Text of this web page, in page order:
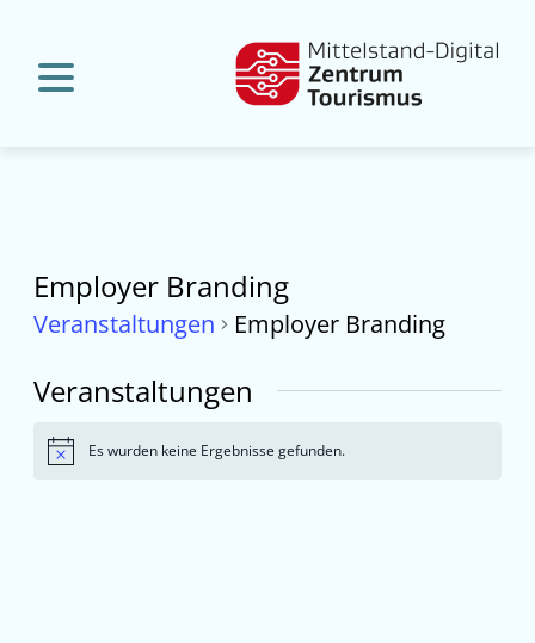
Employer Branding
Veranstaltungen Employer Branding
Veranstaltungen
HinweisEs wurden keine Ergebnisse gefunden.